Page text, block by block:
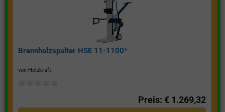
Brennholzspalter HSE 11-1100*
von Holzkraft
Preis: € 1.269,32